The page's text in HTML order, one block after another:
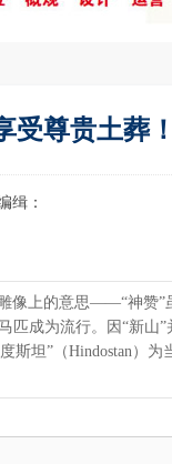
受尊贵土葬！
缉：
像上的意思——“神赞”
匹成为流行。因“新山”
斯坦”（Hindostan）为